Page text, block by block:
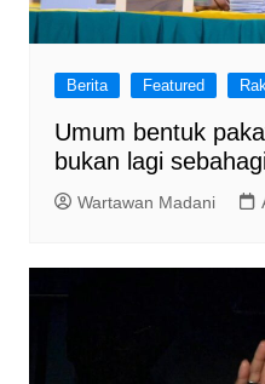
Berita Featured
Umum bentuk
bukan lagi
Wartawan Madani